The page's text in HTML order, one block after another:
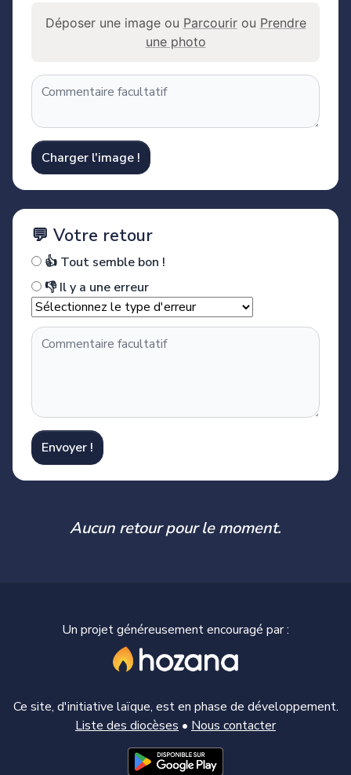
Déposer une image ou Parcourirou Prendre
une photo
Charger l'image !
💬 Votre retour
👍 Tout semble bon !
👎 Il y a une erreur
Envoyer !
Aucun retour pour le moment.
Un projet généreusement encouragé par :
Ce site, d'initiative laïque, est en phase de développement.
Liste des diocèses • Nous contacter